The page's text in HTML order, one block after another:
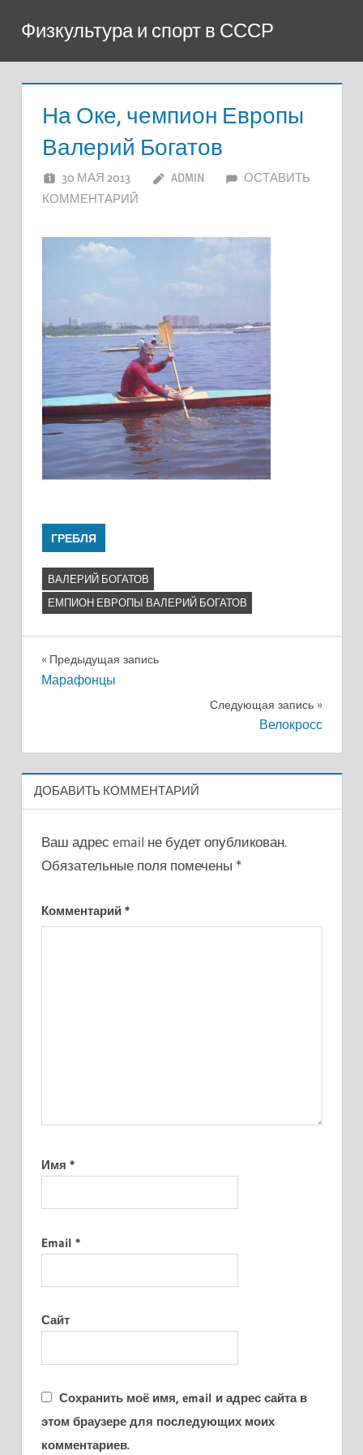
содержимому
Физкультура и спорт в СССР
На Оке, чемпион Европы
Валерий Богатов
30 МАЯ 2013 ADMIN
ОСТАВИТЬ
КОММЕНТАРИЙ
ГРЕБЛЯ
ВАЛЕРИЙ БОГАТОВ
ЕМПИОН ЕВРОПЫ ВАЛЕРИЙ БОГАТОВ
Навигация
по
Предыдущая запись
Марафонцы
Следующая запись
Велокросс
ДОБАВИТЬ КОММЕНТАРИЙ
Ваш адрес email не будет опубликован.
Обязательные поля помечены *
Комментарий *
Имя *
Email *
Сайт
Сохранить моё имя, email и адрес сайта в
этом браузере для последующих моих
комментариев.